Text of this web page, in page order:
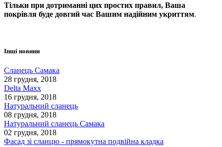
Тільки при дотриманні цих простих правил, Ваша
покрівля буде довгий час Вашим надійним укриттям.
Інші новини
Сланець Самака
28 грудня, 2018
Delta Maxx
16 грудня, 2018
Натуральний сланець
08 грудня, 2018
Натуральний сланець Самака
02 грудня, 2018
Фасад зі сланцю - прямокутна подвійна кладка